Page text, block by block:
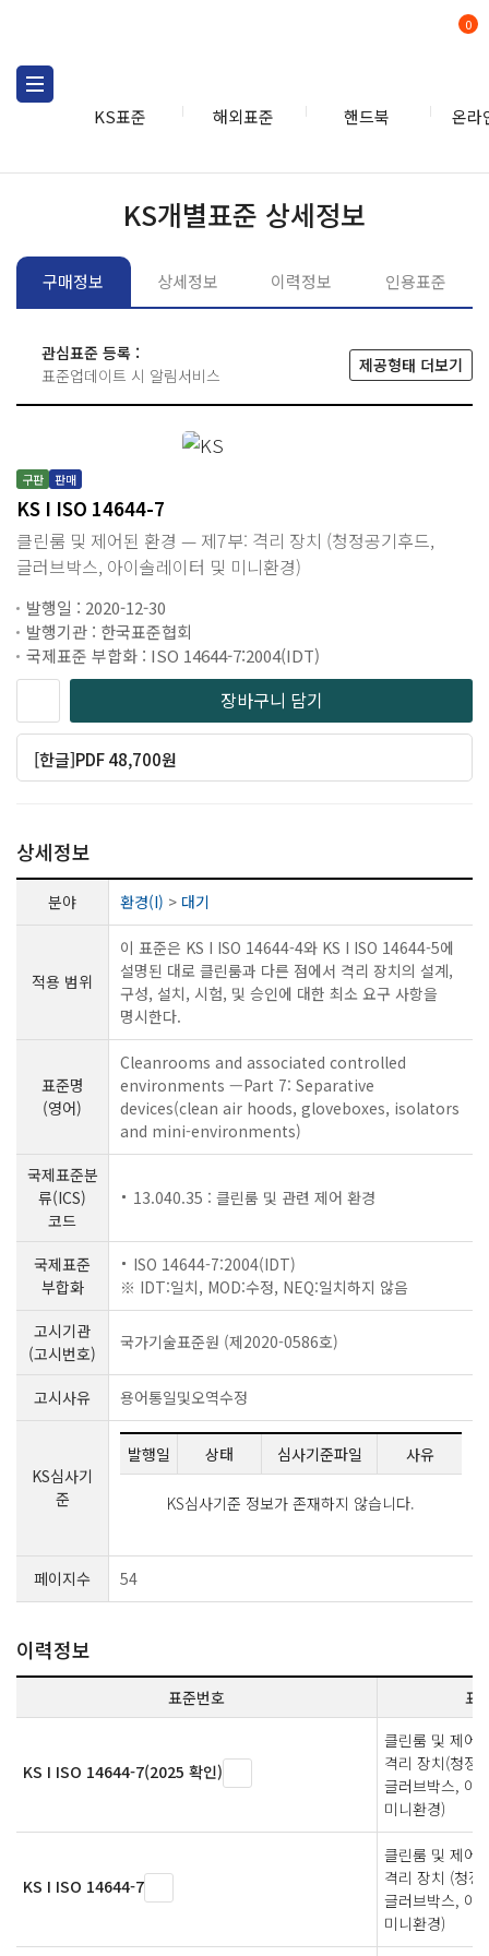
KS표준 해외표준 핸드북 온라
0
KS개별표준 상세정보
구매정보 상세정보 이력정보 인용표준
관심표준 등록 :
표준업데이트 시 알림서비스
제공형태 더보기
구판 판매
KS I ISO 14644-7
클린룸 및 제어된 환경 — 제7부: 격리 장치 (청정공기후드,
글러브박스, 아이솔레이터 및 미니환경)
발행일 : 2020-12-30
발행기관 : 한국표준협회
국제표준 부합화 : ISO 14644-7:2004(IDT)
장바구니 담기
[한글]PDF 48,700원
상세정보
분야 환경(I) > 대기
적용 범위
이 표준은 KS I ISO 14644-4와 KS I ISO 14644-5에
설명된 대로 클린룸과 다른 점에서 격리 장치의 설계,
구성, 설치, 시험, 및 승인에 대한 최소 요구 사항을
명시한다.
표준명
(영어)
Cleanrooms and associated controlled
environments —Part 7: Separative
devices(clean air hoods, gloveboxes, isolators
and mini-environments)
국제표준분
류(ICS)
코드
13.040.35 : 클린룸 및 관련 제어 환경
국제표준
부합화
ISO 14644-7:2004(IDT)
※ IDT:일치, MOD:수정, NEQ:일치하지 않음
고시기관
(고시번호)
국가기술표준원 (제2020-0586호)
고시사유 용어통일및오역수정
KS심사기
준
발행일 상태 심사기준파일 사유
KS심사기준 정보가 존재하지 않습니다.
페이지수 54
이력정보
표준번호 표
KS I ISO 14644-7(2025 확인)
클린룸 및 제어
격리 장치(청정
글러브박스, 아
미니환경)
KS I ISO 14644-7
클린룸 및 제어
격리 장치 (청정
글러브박스, 아
미니환경)